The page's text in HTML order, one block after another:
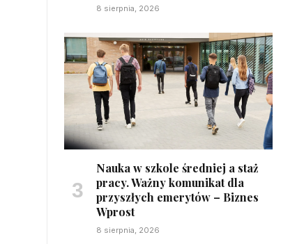
8 sierpnia, 2026
Nauka w szkole średniej a staż
pracy. Ważny komunikat dla
przyszłych emerytów – Biznes
Wprost
8 sierpnia, 2026